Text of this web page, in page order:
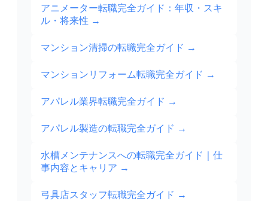
アニメーター転職完全ガイド：年収・スキ
ル・将来性 →
マンション清掃の転職完全ガイド →
マンションリフォーム転職完全ガイド →
アパレル業界転職完全ガイド →
アパレル製造の転職完全ガイド →
水槽メンテナンスへの転職完全ガイド｜仕
事内容とキャリア →
弓具店スタッフ転職完全ガイド →